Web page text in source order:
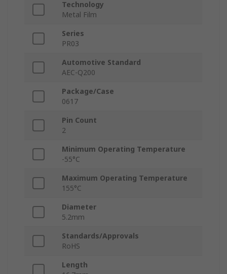
Technology
Metal Film
Series
PR03
Automotive Standard
AEC-Q200
Package/Case
0617
Pin Count
2
Minimum Operating Temperature
-55°C
Maximum Operating Temperature
155°C
Diameter
5.2mm
Standards/Approvals
RoHS
Length